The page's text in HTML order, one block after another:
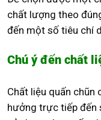
chất lượng theo
đến một số tiêu chí
Chú ý đến chất
Chất liệu quấn chũn
hưởng trực tiếp đến